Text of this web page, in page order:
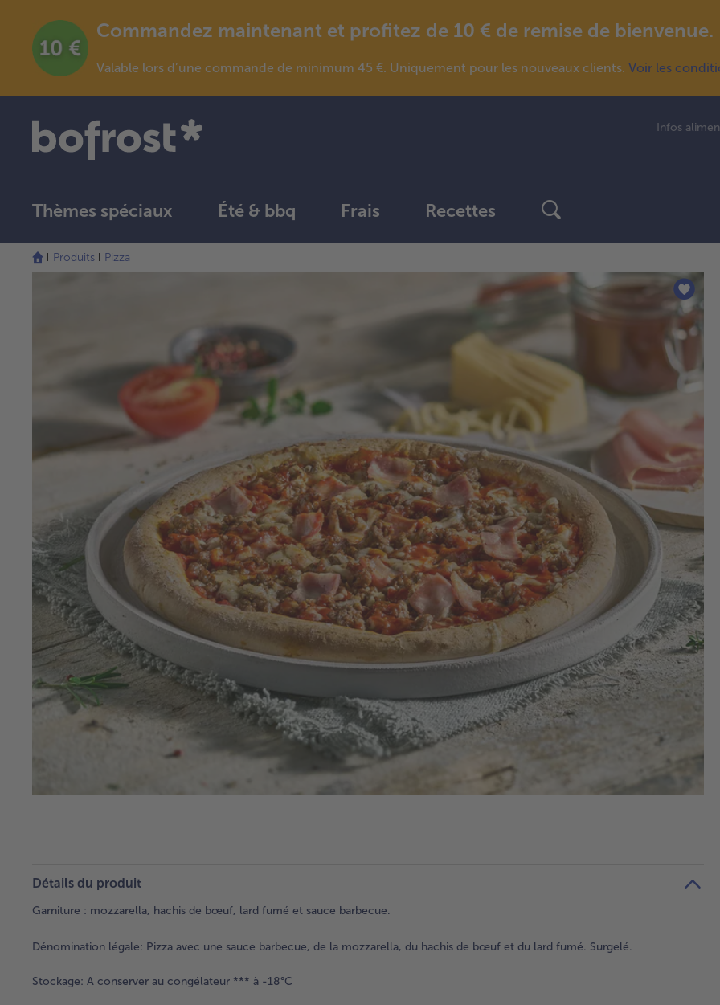
Commandez maintenant et profitez de 10 € de remise de bienvenue.
Valable lors d’une commande de minimum 45 €. Uniquement pour les nouveaux clients. Voir les
Infos
Thèmes spéciaux Été & bbq Frais Recettes
Produits Pizza
Détails du produit
Garniture : mozzarella, hachis de bœuf, lard fumé et sauce barbecue.
Dénomination légale: Pizza avec une sauce barbecue, de la mozzarella, du hachis de bœuf et du lard fumé. Surgelé.
Stockage: A conserver au congélateur *** à -18°C